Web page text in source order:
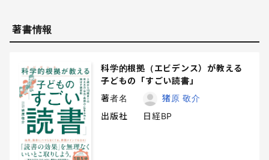
著書情報
科学的根拠（エビデンス）が教える
子どもの「すごい読書」
著者名
猪原 敬介
出版社
日経BP